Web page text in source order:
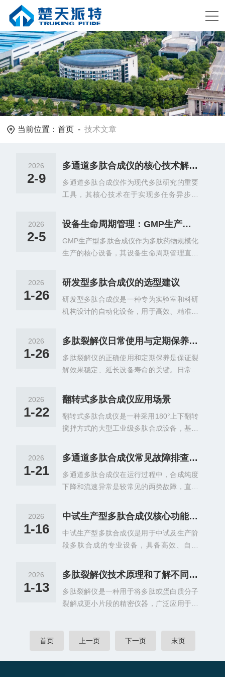
当前位置：首页 -技术文章
2026
2-9
多通道多肽合成仪的核心技术解析：实现多任务异步合成的设计与原理
多通道多肽合成仪作为现代多肽研究的重要
工具，其核心技术在于实现多任务异步合
同条件的合成反应。这种技术突破极大地提
高了合成效率，为高通量筛选和组合化学研
究提供了*支撑。多通道独立反应器设计其核
心设计理念是每个反应通道都具备独立的反
器可以独立控制温度、搅拌速度、反应时间
可以同时进行不同序列的合成，或者同一序
列在不同条件下的平行实验。反应器通常采
2026
2-5
设备生命周期管理：GMP生产型多肽合成仪的维护、校准与持续验证策略
GMP生产型多肽合成仪作为多肽药物规模化
生产的核心设备，其设备生命周期管理直接
范的维护、校准与持续验证策略，是确保设
备长期稳定运行、满足cGMP要求的关键保
障。全生命周期管理理念设备生命周期管理
涵盖从设备选型、安装确认、运行维护到退
仪，需要建立完整的设备档案，包括设备基
护记录、校准证书、验证报告等。通过全生
命周期管理，可以实现设备状态的可追溯、
2026
1-26
研发型多肽合成仪的选型建议
研发型多肽合成仪是一种专为实验室和科研
机构设计的自动化设备，用于高效、精准地
治疗、生命科学研究及材料科学等领域。研
发型多肽合成仪的选型建议：根据合成规模
选择微量研发：选择小型台式多肽合成仪，
容积通常在10-100mL之间，支持单次1-4条
机理研究等基础科研需求。中试生产与工业
1-100L，配备连续进料/出料系统与自动化
控制系统，支持24小时不间断运行，适配医
2026
1-26
多肽裂解仪日常使用与定期保养指南：清洁、易损件更换与校准规范
多肽裂解仪的正确使用和定期保养是保证裂
解效果稳定、延长设备寿命的关键。日常使
换和定期校准三个部分，需要建立规范的操
作流程和记录制度。日常清洁是基础维护工
作。每次使用后应及时清理反应室内的残留
样品和试剂，避免交叉污染和腐蚀。使用温
样品架，对于顽固污渍可用专用清洗液浸泡
剂，以免损坏密封件和管路。外部清洁时用
软布擦拭仪器表面，保持通风口畅通。清洁
2026
1-22
翻转式多肽合成仪应用场景
翻转式多肽合成仪是一种采用180°上下翻转
搅拌方式的大型工业级多肽合成设备，基于
肽链构建，具有高耦合率、防爆设计及符合
GMP/FDA标准等特点，适用于大规模多肽
药物生产。翻转式多肽合成仪应用场景：多
肽药物研发：用于合成肽类激素、抗体片
动剂等糖尿病药物，以及抗菌肽、抗癌肽等
生的多肽片段，用于抗体的制备和分析。蛋
白质结构研究：合成具有特定氨基酸序列的
2026
1-21
多通道多肽合成仪常见故障排查：合成纯度下降、流速异常的原因与解决方法
多通道多肽合成仪在运行过程中，合成纯度
下降和流速异常是较常见的两类故障，直接
下降通常表现为目标肽的产率降低、副产物
增多或杂质峰增多，而流速异常则表现为流
速不稳定、流速过慢或全部停止。合成纯度
下降的主要原因包括氨基酸原料质量不佳、
不全以及脱保护不全等。氨基酸原料若储存
剂如HBTU、HOBt等对湿气敏感，吸潮后活
性下降；偶联反应时间不足或温度不当，会
2026
1-16
中试生产型多肽合成仪核心功能与特点
中试生产型多肽合成仪是用于中试及生产阶
段多肽合成的专业设备，具备高效、自动
合成的需求，并广泛应用于药物研发、生物
技术等领域。中试生产型多肽合成仪核心功
能与特点：高效合成能力采用固相合成法，
通过精密机械控制与化学反应原理，将氨基
肽和高难度肽的合成。反应器设计优化(如1
2026
1-13
多肽裂解仪技术原理和了解不同的类型
多肽裂解仪是一种用于将多肽或蛋白质分子
裂解成更小片段的精密仪器，广泛应用于生
方式实现分子裂解，主要包括：酶解法：利
首页 上一页 下一页 末页